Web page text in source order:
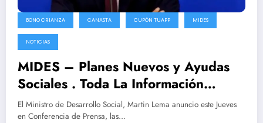
BONO CRIANZA CANASTA CUPÓN TUAPP MIDES
NOTICIAS
MIDES – Planes Nuevos y Ayudas
Sociales . Toda La Información
AQUI⤵⤵⤵
El Ministro de Desarrollo Social, Martin Lema anuncio este Jueves
en Conferencia de Prensa, las…